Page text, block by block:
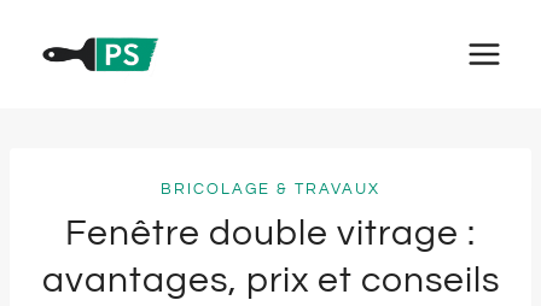
BRICOLAGE & TRAVAUX
Fenêtre double vitrage :
avantages, prix et conseils